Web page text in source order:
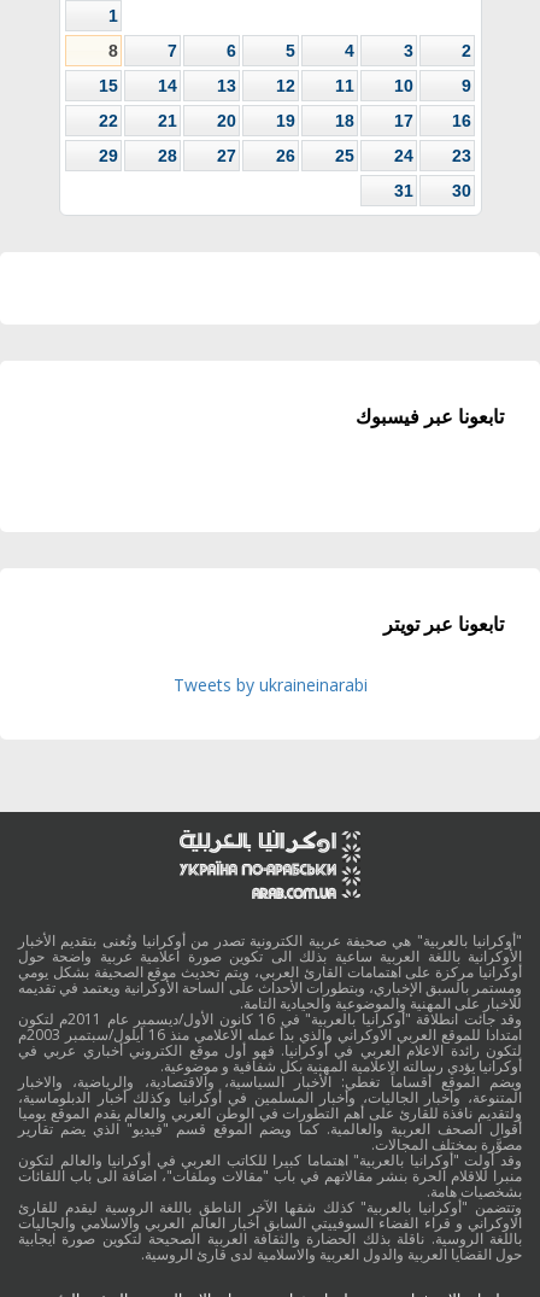
1
2
3
4
5
6
7
8
9
10
11
12
13
14
15
16
17
18
19
20
21
22
23
24
25
26
27
28
29
30
31
تابعونا عبر فيسبوك
تابعونا عبر تويتر
Tweets by ukraineinarabi
"أوكرانيا بالعربية" هي صحيفة عربية الكترونية تصدر من أوكرانيا وتُعنى بتقديم الأخبار
الأوكرانية باللغة العربية ساعية بذلك الى تكوين صورة اعلامية عربية واضحة حول
أوكرانيا مركزة على اهتمامات القارئ العربي، ويتم تحديث موقع الصحيفة بشكل يومي
ومستمر بالسبق الإخباري، وبتطورات الأحداث على الساحة الأوكرانية ويعتمد في تقديمه
للاخبار على المهنية والموضوعية والحيادية التامة.
وقد جائت انطلاقة "أوكرانيا بالعربية" في 16 كانون الأول/ديسمبر عام 2011م لتكون
امتدادا للموقع العربي الاوكراني والذي بدأ عمله الاعلامي منذ 16 أيلول/سبتمبر 2003م
لتكون رائدة الاعلام العربي في أوكرانيا. فهو أول موقع الكتروني أخباري عربي في
أوكرانيا يؤدي رسالته الاعلامية المهنية بكل شفافية و موضوعية.
ويضم الموقع أقساماً تغطي: الأخبار السياسية، والاقتصادية، والرياضية، والاخبار
المتنوعة، وأخبار الجاليات، وأخبار المسلمين في أوكرانيا وكذلك أخبار الدبلوماسية،
ولتقديم نافذة للقارئ على أهم التطورات في الوطن العربي والعالم يقدم الموقع يوميا
أقوال الصحف العربية والعالمية. كما ويضم الموقع قسم "فيديو" الذي يضم تقارير
مصوَّرة بمختلف المجالات.
وقد أولت "أوكرانيا بالعربية" اهتماما كبيرا للكاتب العربي في أوكرانيا والعالم لتكون
منبرا للاقلام الحرة بنشر مقالاتهم في باب "مقالات وملفات"، اضافة الى باب اللقائات
بشخصيات هامة.
وتتضمن "أوكرانيا بالعربية" كذلك شقها الآخر الناطق باللغة الروسية ليقدم للقارئ
الاوكراني و قراء الفضاء السوفييتي السابق أخبار العالم العربي والاسلامي والجاليات
باللغة الروسية. ناقلة بذلك الحضارة والثقافة العربية الصحيحة لتكوين صورة ايجابية
حول القضايا العربية والدول العربية والاسلامية لدى قارئ الروسية.